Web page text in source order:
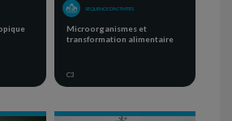
SÉQUENCE D'ACTIVITÉS
Microorganismes et
transformation alimentaire
C3